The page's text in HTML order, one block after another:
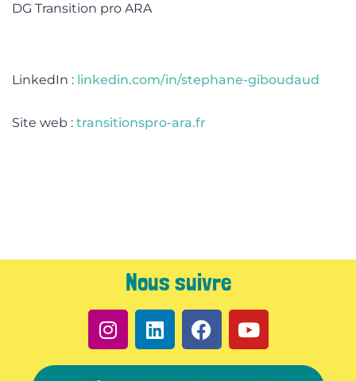
DG Transition pro ARA
LinkedIn : linkedin.com/in/stephane-giboudaud
Site web : transitionspro-ara.fr
Nous suivre